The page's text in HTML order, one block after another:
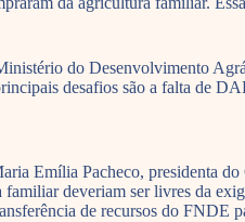
do Desenvolvimento
desafios são a falta de
Emília Pacheco, presidenta
deveriam ser livres da
de recursos do FNDE